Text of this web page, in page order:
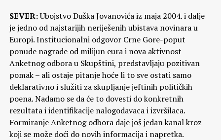
SEVER:Ubojstvo Duška Jovanovića iz maja 2004. i dalje
je jedno od najstarijih neriješenih ubistava novinara u
Europi. Institucionalni odgovor Crne Gore-poput
ponude nagrade od milijun eura i nova aktivnost
Anketnog odbora u Skupštini, predstavljaju pozitivan
pomak – ali ostaje pitanje hoće li to sve ostati samo
deklarativno i služiti za skupljanje jeftinih političkih
poena. Nadamo se da će to dovesti do konkretnih
rezultata i identifikacije nalogodavaca i izvršilaca.
Formiranje Anketnog odbora daje još jedan kanal kroz
koji se može doći do novih informacija i napretka.